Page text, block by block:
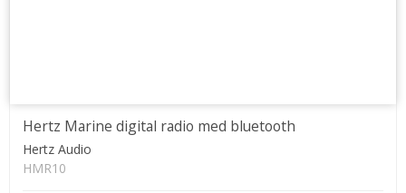
Hertz Marine digital radio med bluetooth
Hertz Audio
HMR10